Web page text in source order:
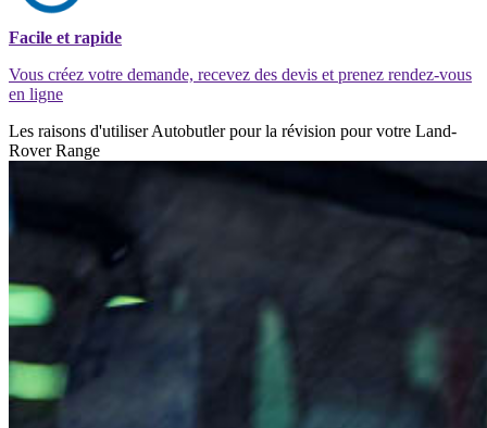
Facile et rapide
Vous créez votre demande, recevez des devis et prenez rendez-vous
en ligne
Les raisons d'utiliser Autobutler pour la révision pour votre Land-
Rover Range